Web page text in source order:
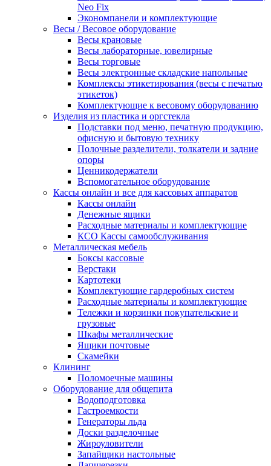
Neo Fix
Экономпанели и комплектующие
Весы / Весовое оборудование
Весы крановые
Весы лабораторные, ювелирные
Весы торговые
Весы электронные складские напольные
Комплексы этикетирования (весы с печатью
этикеток)
Комплектующие к весовому оборудованию
Изделия из пластика и оргстекла
Подставки под меню, печатную продукцию,
офисную и бытовую технику
Полочные разделители, толкатели и задние
опоры
Ценникодержатели
Вспомогательное оборудование
Кассы онлайн и все для кассовых аппаратов
Кассы онлайн
Денежные ящики
Расходные материалы и комплектующие
КСО Кассы самообслуживания
Металлическая мебель
Боксы кассовые
Верстаки
Картотеки
Комплектующие гардеробных систем
Расходные материалы и комплектующие
Тележки и корзинки покупательские и
грузовые
Шкафы металлические
Ящики почтовые
Скамейки
Клининг
Поломоечные машины
Оборудование для общепита
Водоподготовка
Гастроемкости
Генераторы льда
Доски разделочные
Жироуловители
Запайщики настольные